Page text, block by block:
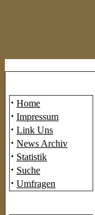
· Home
· Impressum
· Link Uns
· News Archiv
· Statistik
· Suche
· Umfragen